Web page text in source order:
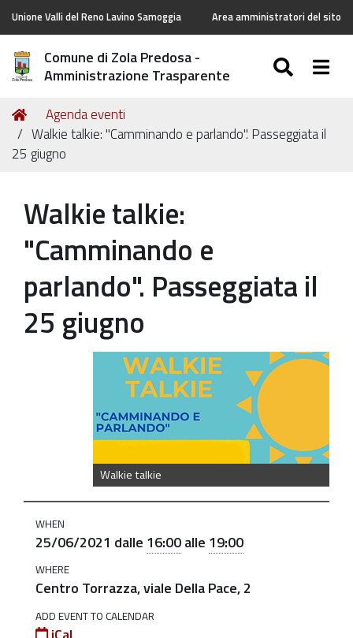
Unione Valli del Reno Lavino Samoggia Area amministratori del sito
Comune di Zola Predosa -
Amministrazione Trasparente
Tu
sei
qui:
Home
Agenda eventi
Walkie talkie: "Camminando e parlando". Passeggiata il
25 giugno
Walkie talkie:
"Camminando e
parlando". Passeggiata il
25 giugno
Walkie talkie
https://old.comune.zolapredosa.bo.it/events/walkie-
passeggiata-
giugno
talkie:
WHEN
25/06/2021 dalle 16:00alle 19:00
WHERE
Centro Torrazza, viale Della Pace, 2
ADD EVENT TO CALENDAR